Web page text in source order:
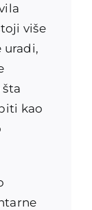
više
uradi,
kao